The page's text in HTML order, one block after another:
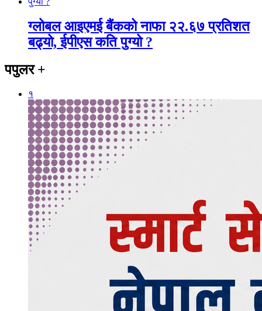
ग्लोबल आइएमई बैंकको नाफा २२.६७ प्रतिशत
बढ्यो, ईपीएस कति पुग्यो ?
पपुलर+
१